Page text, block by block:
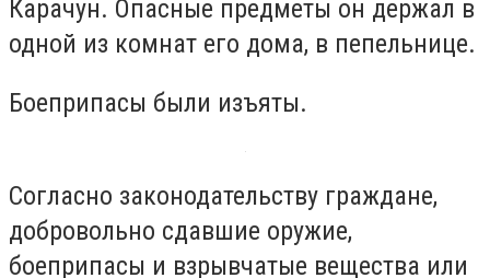
Карачун. Опасные предметы он держал в
одной из комнат его дома, в пепельнице.
Боеприпасы были изъяты.
Согласно законодательству граждане,
добровольно сдавшие оружие,
боеприпасы и взрывчатые вещества или